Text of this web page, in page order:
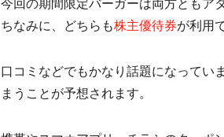
今回の期間限定バーガーは両方ともア
ちなみに、どちらも株主優待券が利用
口コミなどでもかなり話題になってい
まうことが予想されます。